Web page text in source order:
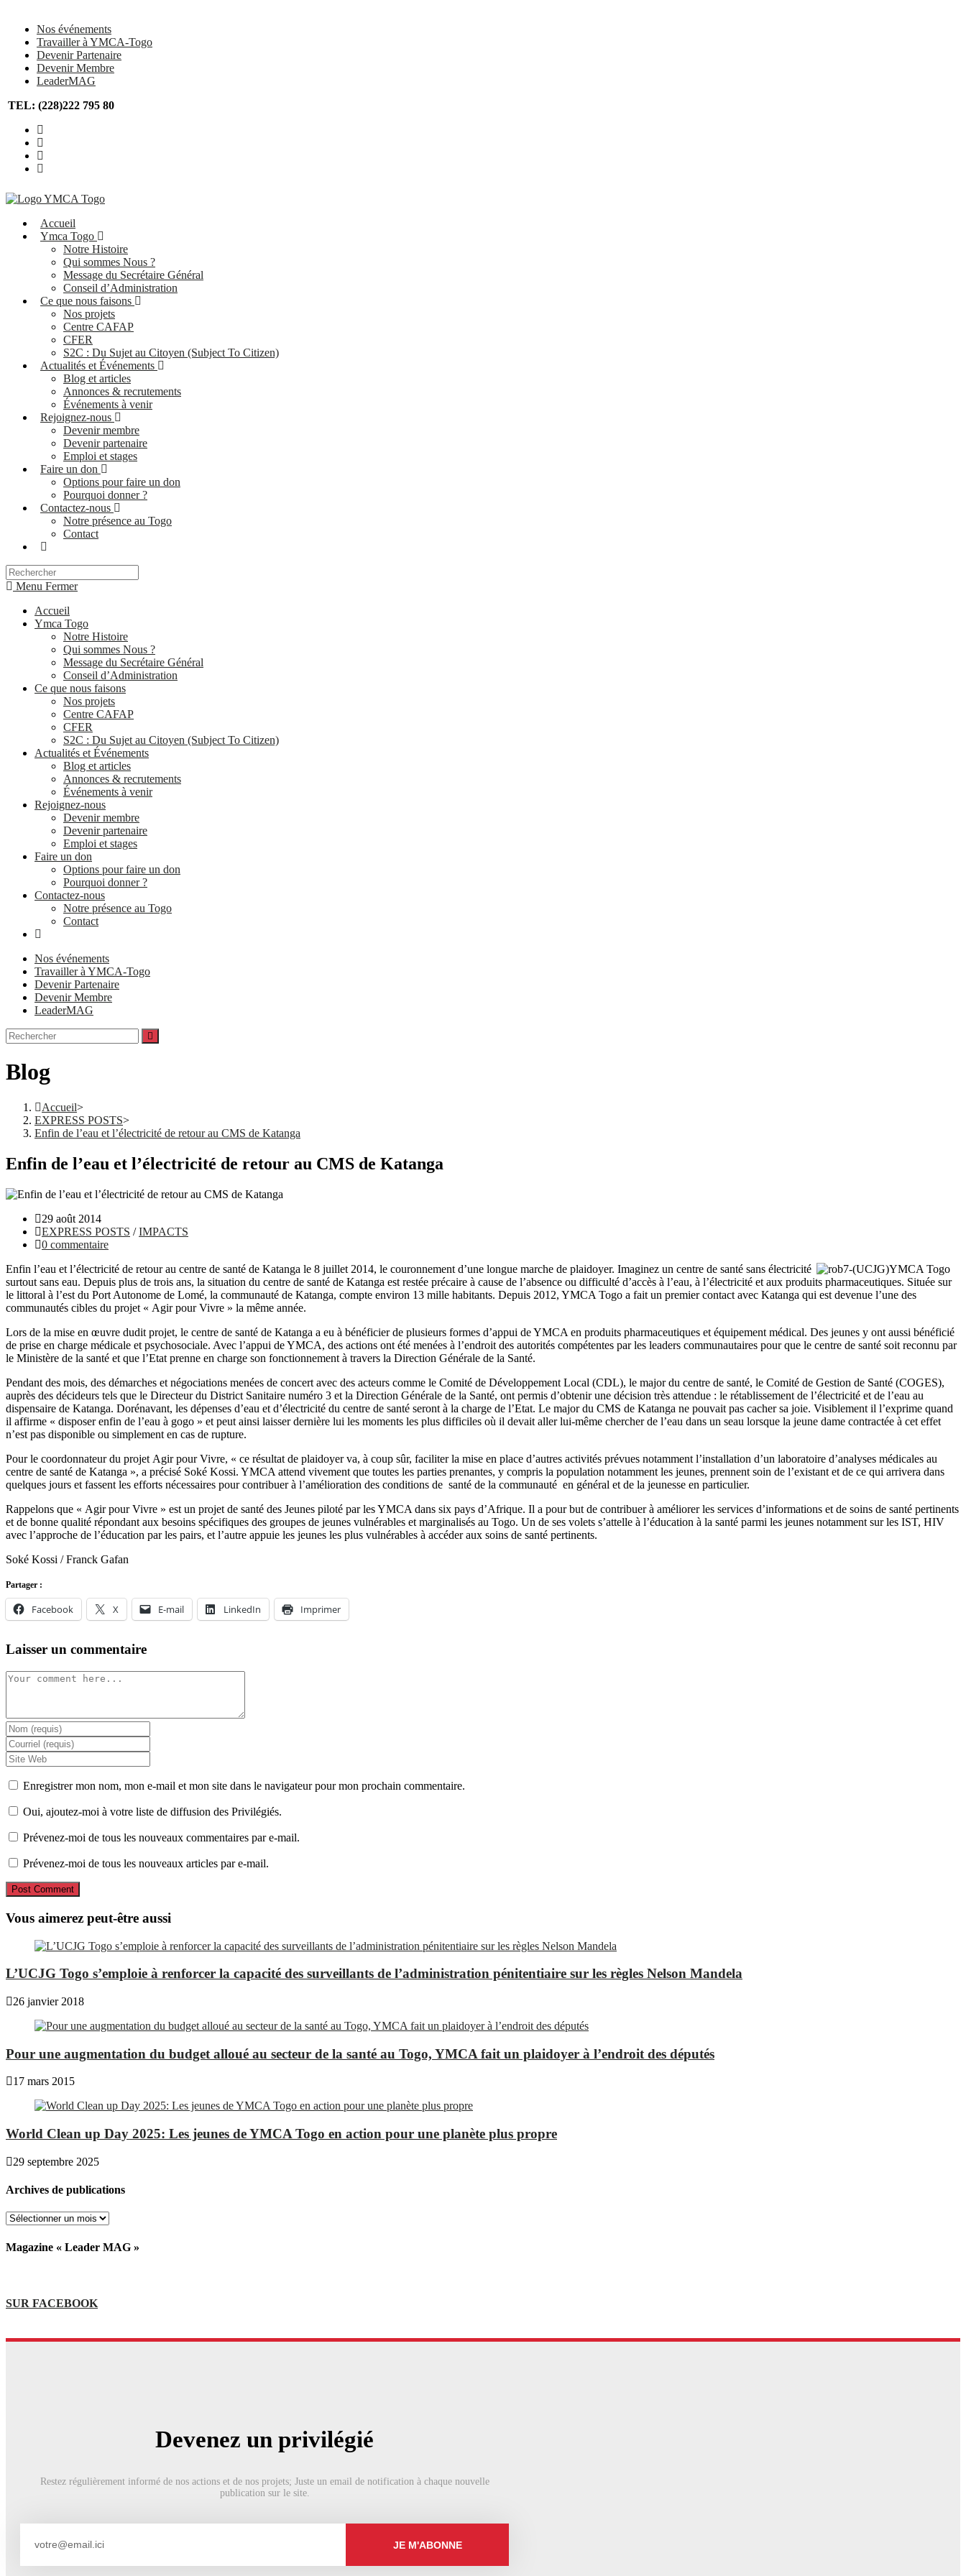
Nos événements
Travailler à YMCA-Togo
Devenir Partenaire
Devenir Membre
LeaderMAG
TEL: (228)222 795 80
Accueil
Ymca Togo
Notre Histoire
Qui sommes Nous ?
Message du Secrétaire Général
Conseil d’Administration
Ce que nous faisons
Nos projets
Centre CAFAP
CFER
S2C : Du Sujet au Citoyen (Subject To Citizen)
Actualités et Événements
Blog et articles
Annonces & recrutements
Événements à venir
Rejoignez-nous
Devenir membre
Devenir partenaire
Emploi et stages
Faire un don
Options pour faire un don
Pourquoi donner ?
Contactez-nous
Notre présence au Togo
Contact
Menu Fermer
Accueil
Ymca Togo
Notre Histoire
Qui sommes Nous ?
Message du Secrétaire Général
Conseil d’Administration
Ce que nous faisons
Nos projets
Centre CAFAP
CFER
S2C : Du Sujet au Citoyen (Subject To Citizen)
Actualités et Événements
Blog et articles
Annonces & recrutements
Événements à venir
Rejoignez-nous
Devenir membre
Devenir partenaire
Emploi et stages
Faire un don
Options pour faire un don
Pourquoi donner ?
Contactez-nous
Notre présence au Togo
Contact
Nos événements
Travailler à YMCA-Togo
Devenir Partenaire
Devenir Membre
LeaderMAG
Blog
Accueil>
EXPRESS POSTS>
Enfin de l’eau et l’électricité de retour au CMS de Katanga
Enfin de l’eau et l’électricité de retour au CMS de Katanga
29 août 2014
EXPRESS POSTS / IMPACTS
0 commentaire
Enfin l’eau et l’électricité de retour au centre de santé de Katanga le 8 juillet 2014, le couronnement d’une longue marche de plaidoyer. Imaginez un centre de santé sans électricité
surtout sans eau. Depuis plus de trois ans, la situation du centre de santé de Katanga est restée précaire à cause de l’absence ou difficulté d’accès à l’eau, à l’électricité et aux produits pharmaceutiques. Située sur
le littoral à l’est du Port Autonome de Lomé, la communauté de Katanga, compte environ 13 mille habitants. Depuis 2012, YMCA Togo a fait un premier contact avec Katanga qui est devenue l’une des
communautés cibles du projet « Agir pour Vivre » la même année.
Lors de la mise en œuvre dudit projet, le centre de santé de Katanga a eu à bénéficier de plusieurs formes d’appui de YMCA en produits pharmaceutiques et équipement médical. Des jeunes y ont aussi bénéficié
de prise en charge médicale et psychosociale. Avec l’appui de YMCA, des actions ont été menées à l’endroit des autorités compétentes par les leaders communautaires pour que le centre de santé soit reconnu par
le Ministère de la santé et que l’Etat prenne en charge son fonctionnement à travers la Direction Générale de la Santé.
Pendant des mois, des démarches et négociations menées de concert avec des acteurs comme le Comité de Développement Local (CDL), le major du centre de santé, le Comité de Gestion de Santé (COGES),
auprès des décideurs tels que le Directeur du District Sanitaire numéro 3 et la Direction Générale de la Santé, ont permis d’obtenir une décision très attendue : le rétablissement de l’électricité et de l’eau au
dispensaire de Katanga. Dorénavant, les dépenses d’eau et d’électricité du centre de santé seront à la charge de l’Etat. Le major du CMS de Katanga ne pouvait pas cacher sa joie. Visiblement il l’exprime quand
il affirme « disposer enfin de l’eau à gogo » et peut ainsi laisser dernière lui les moments les plus difficiles où il devait aller lui-même chercher de l’eau dans un seau lorsque la jeune dame contractée à cet effet
n’est pas disponible ou simplement en cas de rupture.
Pour le coordonnateur du projet Agir pour Vivre, « ce résultat de plaidoyer va, à coup sûr, faciliter la mise en place d’autres activités prévues notamment l’installation d’un laboratoire d’analyses médicales au
centre de santé de Katanga », a précisé Soké Kossi. YMCA attend vivement que toutes les parties prenantes, y compris la population notamment les jeunes, prennent soin de l’existant et de ce qui arrivera dans
quelques jours et fassent les efforts nécessaires pour contribuer à l’amélioration des conditions de santé de la communauté en général et de la jeunesse en particulier.
Rappelons que « Agir pour Vivre » est un projet de santé des Jeunes piloté par les YMCA dans six pays d’Afrique. Il a pour but de contribuer à améliorer les services d’informations et de soins de santé pertinents
et de bonne qualité répondant aux besoins spécifiques des groupes de jeunes vulnérables et marginalisés au Togo. Un de ses volets s’attelle à l’éducation à la santé parmi les jeunes notamment sur les IST, HIV
avec l’approche de l’éducation par les pairs, et l’autre appuie les jeunes les plus vulnérables à accéder aux soins de santé pertinents.
Soké Kossi / Franck Gafan
Partager :
Facebook X E-mail LinkedIn Imprimer
Laisser un commentaire
Enregistrer mon nom, mon e-mail et mon site dans le navigateur pour mon prochain commentaire.
Oui, ajoutez-moi à votre liste de diffusion des Privilégiés.
Prévenez-moi de tous les nouveaux commentaires par e-mail.
Prévenez-moi de tous les nouveaux articles par e-mail.
Vous aimerez peut-être aussi
L’UCJG Togo s’emploie à renforcer la capacité des surveillants de l’administration pénitentiaire sur les règles Nelson Mandela
26 janvier 2018
Pour une augmentation du budget alloué au secteur de la santé au Togo, YMCA fait un plaidoyer à l’endroit des députés
17 mars 2015
World Clean up Day 2025: Les jeunes de YMCA Togo en action pour une planète plus propre
29 septembre 2025
Archives de publications
Magazine « Leader MAG »
SUR FACEBOOK
Devenez un privilégié
Restez régulièrement informé de nos actions et de nos projets; Juste un email de notification à chaque nouvelle
publication sur le site.
JE M'ABONNE